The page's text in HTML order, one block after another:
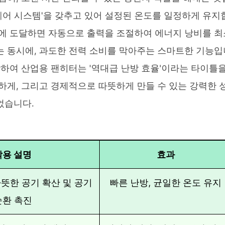
시스템'을 갖추고 있어 설정된 온도를 일정하게 유지
도달하면 자동으로 출력을 조절하여 에너지 낭비를 최
동시에, 과도한 전력 소비를 막아주는 스마트한 기능입
여 산업용 팬히터는 '역대급 난방 효율'이라는 타이틀
게, 그리고 경제적으로 따뜻하게 만들 수 있는 강력한
습니다.
용 설명 효과
한 공기 확산 및 공기
환 촉진
빠른 난방, 균일한 온도 유지